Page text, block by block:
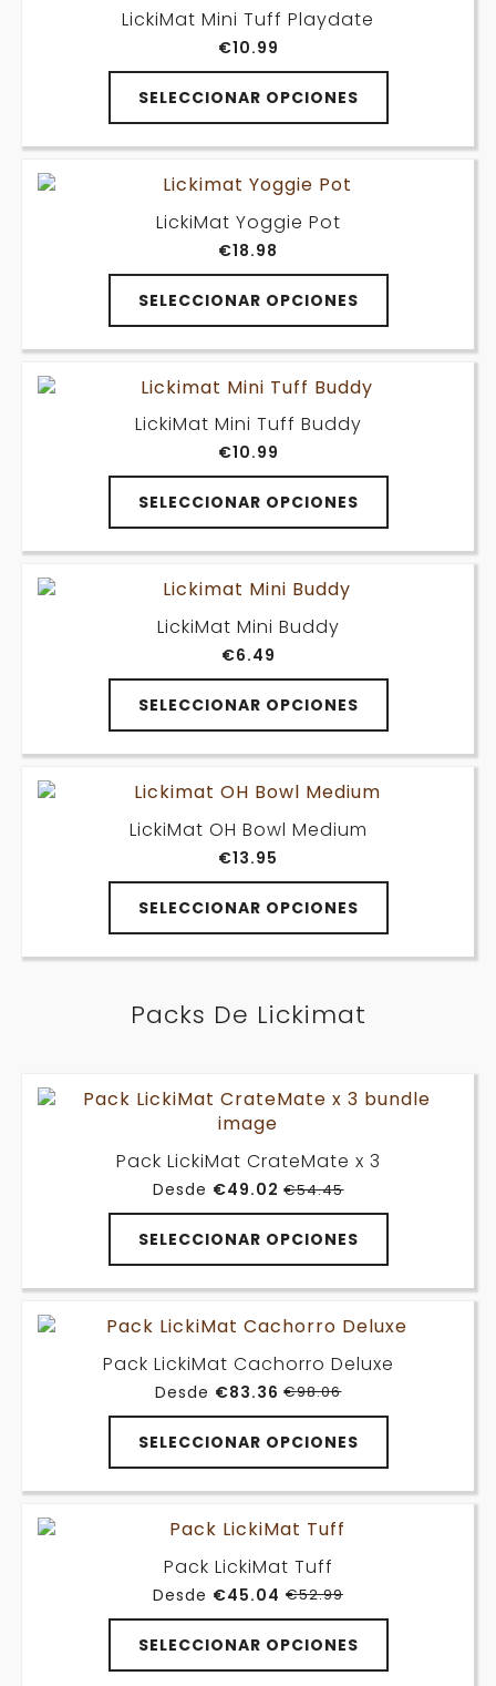
producto
opciones
pueden
elegir
en
la
página
producto
LickiMat Mini Tuff Playdate
€10.99
SELECCIONAR OPCIONES
Este
producto
tiene
múltiples
variantes.
opciones
pueden
elegir
en
la
página
producto
LickiMat Yoggie Pot
€18.98
SELECCIONAR OPCIONES
Este
producto
tiene
múltiples
variantes.
opciones
pueden
elegir
en
la
página
producto
LickiMat Mini Tuff Buddy
€10.99
SELECCIONAR OPCIONES
Este
producto
tiene
múltiples
variantes.
opciones
pueden
elegir
en
la
página
producto
LickiMat Mini Buddy
€6.49
SELECCIONAR OPCIONES
Este
producto
tiene
múltiples
variantes.
opciones
pueden
elegir
en
la
producto
LickiMat OH Bowl Medium
€13.95
SELECCIONAR OPCIONES
Este
producto
tiene
múltiples
Las
pueden
elegir
la
página
de
producto
Packs De Lickimat
Pack LickiMat CrateMate x 3
Desde €54.45
El
precio
original
era:
€54.45.
€49.02
El
precio
actual
es:
€49.02.
SELECCIONAR OPCIONES
Pack LickiMat Cachorro Deluxe
Desde €98.06
El
precio
original
era:
€98.06.
€83.36
El
precio
actual
es:
€83.36.
SELECCIONAR OPCIONES
Pack LickiMat Tuff
Desde €52.99
El
precio
original
era:
€52.99.
€45.04
El
precio
actual
es:
€45.04.
SELECCIONAR OPCIONES